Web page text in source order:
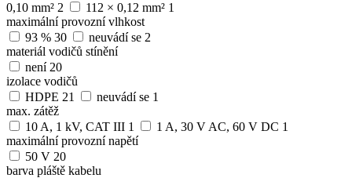
0,10 mm² 2 112 × 0,12 mm² 1
maximální provozní vlhkost
93 % 30 neuvádí se 2
materiál vodičů stínění
není 20
izolace vodičů
HDPE 21 neuvádí se 1
max. zátěž
10 A, 1 kV, CAT III 1 1 A, 30 V AC, 60 V DC 1
maximální provozní napětí
50 V 20
barva pláště kabelu